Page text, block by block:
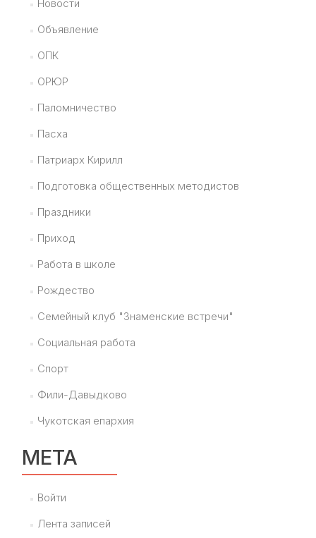
Новости
Объявление
ОПК
ОРЮР
Паломничество
Пасха
Патриарх Кирилл
Подготовка общественных методистов
Праздники
Приход
Работа в школе
Рождество
Семейный клуб "Знаменские встречи"
Социальная работа
Спорт
Фили-Давыдково
Чукотская епархия
МЕТА
Войти
Лента записей